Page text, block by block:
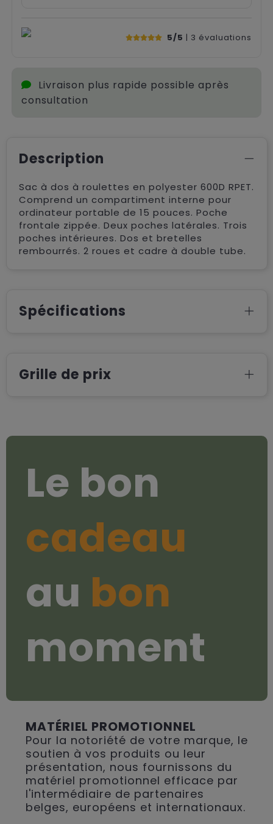
5/5 | 3 évaluations
Livraison plus rapide possible après
consultation
Description
Sac à dos à roulettes en polyester 600D RPET.
Comprend un compartiment interne pour
ordinateur portable de 15 pouces. Poche
frontale zippée. Deux poches latérales. Trois
poches intérieures. Dos et bretelles
rembourrés. 2 roues et cadre à double tube.
Spécifications
Grille de prix
Le bon
cadeau
au bon
moment
MATÉRIEL PROMOTIONNEL
Pour la notoriété de votre marque, le
soutien à vos produits ou leur
présentation, nous fournissons du
matériel promotionnel efficace par
l'intermédiaire de partenaires
belges, européens et internationaux.